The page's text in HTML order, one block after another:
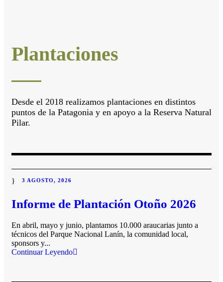
Plantaciones
Desde el 2018 realizamos plantaciones en distintos
puntos de la Patagonia y en apoyo a la Reserva Natural
Pilar.
3 AGOSTO, 2026
Informe de Plantación Otoño 2026
En abril, mayo y junio, plantamos 10.000 araucarias junto a
técnicos del Parque Nacional Lanín, la comunidad local,
sponsors y...
Continuar Leyendo